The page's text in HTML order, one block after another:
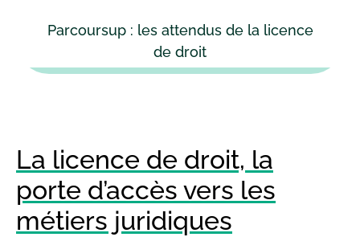
Parcoursup : les attendus de la licence
de droit
La licence de droit, la
porte d’accès vers les
métiers juridiques